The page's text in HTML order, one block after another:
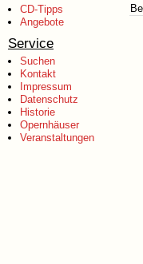
CD-Tipps
Angebote
Service
Suchen
Kontakt
Impressum
Datenschutz
Historie
Opernhäuser
Veranstaltungen